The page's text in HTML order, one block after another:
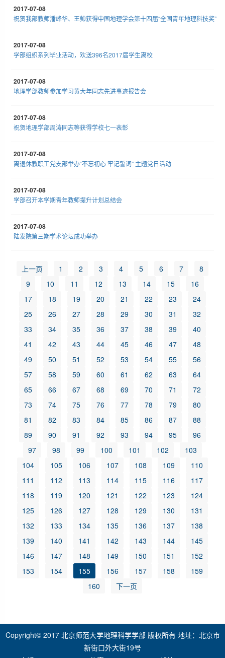
2017-07-08
祝贺我部教师潘峰华、王帅获得中国地理学会第十四届“全国青年地理科技奖”
2017-07-08
学部组织系列毕业活动，欢送396名2017届学生离校
2017-07-08
地理学部教师参加学习黄大年同志先进事迹报告会
2017-07-08
祝贺地理学部周涛同志等获得学校七一表彰
2017-07-08
离退休教职工党支部举办“不忘初心 牢记誓词” 主题党日活动
2017-07-08
学部召开本学期青年教师提升计划总结会
2017-07-08
陆发院第三期学术论坛成功举办
上一页 1 2 3 4 5 6 7
8
9
10 11 12 13 14 15
16
17
18 19 20 21 22 23
24
25
26 27 28 29 30 31
32
33
34 35 36 37 38 39
40
41
42 43 44 45 46 47
48
49
50 51 52 53 54 55
56
57
58 59 60 61 62 63
64
65
66 67 68 69 70 71
72
73
74 75 76 77 78 79
80
81
82 83 84 85 86 87
88
89
90 91 92 93 94 95
96
97
98 99 100 101 102
103
104
105 106 107 108 109
110
111
112 113 114 115 116
117
118
119 120 121 122 123
124
125
126 127 128 129 130
131
132
133 134 135 136 137
138
139
140 141 142 143 144
145
146
147 148 149 150 151
152
153
154 155 156 157 158
159
160
下一页
Copyright© 2017 北京师范大学地理科学学部 版权所有 地址：北京市
新街口外大街19号